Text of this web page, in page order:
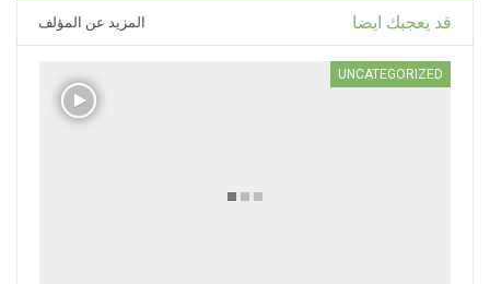
قد يعجبك ايضا المزيد عن المؤلف
UNCATEGORIZED